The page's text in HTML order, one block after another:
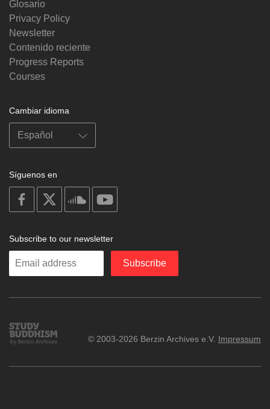
Glosario
Privacy Policy
Newsletter
Contenido reciente
Progress Reports
Courses
Cambiar idioma
Síguenos en
on
facebook
soundcloud
Subscribe to our newsletter
Enter
Subscribe
Study
Buddhism
© 2003-2026 Berzin Archives e.V. Impressum